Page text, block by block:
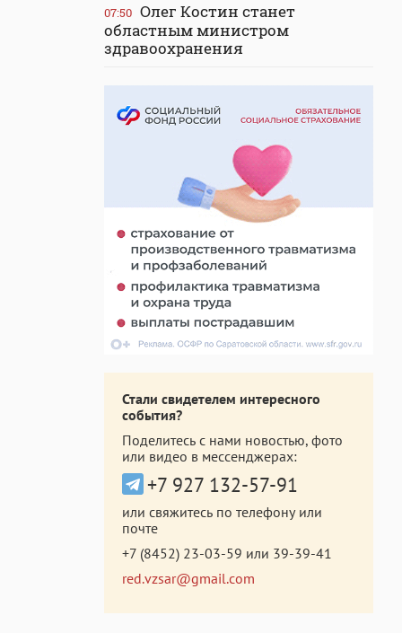
07:50 Олег Костин станет
областным министром
здравоохранения
Стали свидетелем интересного
события?
Поделитесь с нами новостью, фото
или видео в мессенджерах:
+7 927 132-57-91
или свяжитесь по телефону или
почте
+7 (8452) 23-03-59 или 39-39-41
red.vzsar@gmail.com